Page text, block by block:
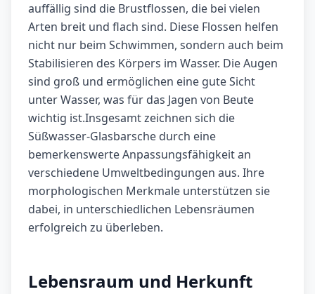
auffällig sind die Brustflossen, die bei vielen
Arten breit und flach sind. Diese Flossen helfen
nicht nur beim Schwimmen, sondern auch beim
Stabilisieren des Körpers im Wasser. Die Augen
sind groß und ermöglichen eine gute Sicht
unter Wasser, was für das Jagen von Beute
wichtig ist.Insgesamt zeichnen sich die
Süßwasser-Glasbarsche durch eine
bemerkenswerte Anpassungsfähigkeit an
verschiedene Umweltbedingungen aus. Ihre
morphologischen Merkmale unterstützen sie
dabei, in unterschiedlichen Lebensräumen
erfolgreich zu überleben.
Lebensraum und Herkunft